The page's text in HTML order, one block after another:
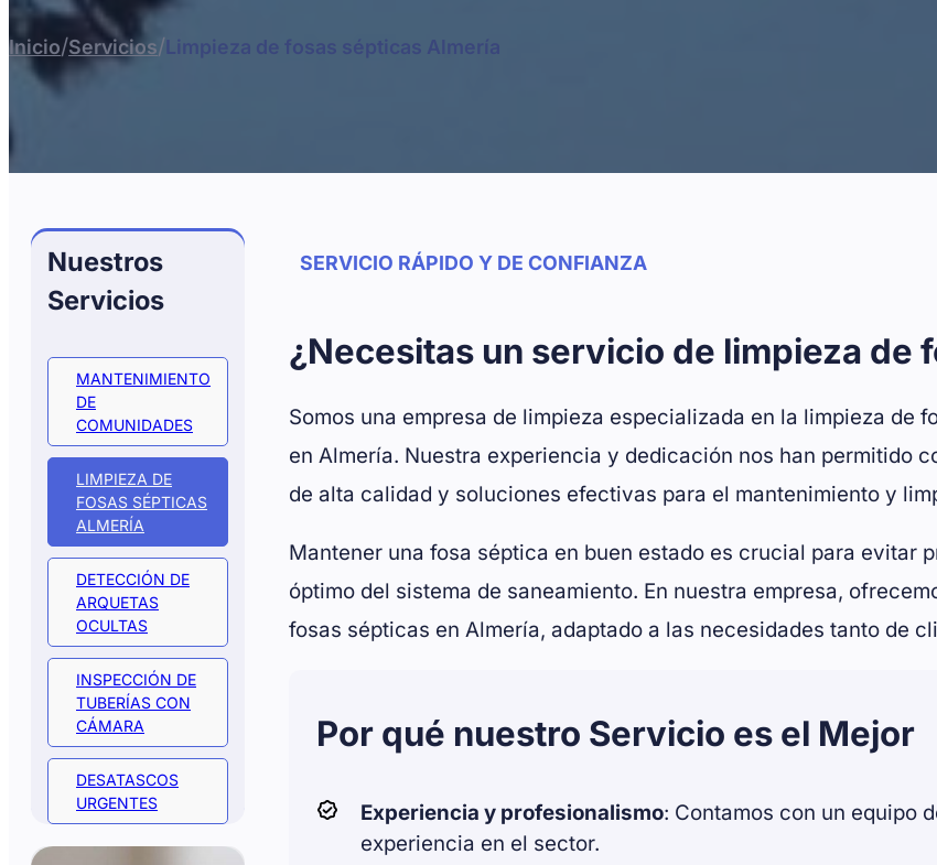
Inicio/Servicios/Limpieza de fosas sépticas Almería
Nuestros
Servicios
MANTENIMIENTO
DE
COMUNIDADES
LIMPIEZA DE
FOSAS SÉPTICAS
ALMERÍA
DETECCIÓN DE
ARQUETAS
OCULTAS
INSPECCIÓN DE
TUBERÍAS CON
CÁMARA
DESATASCOS
URGENTES
SERVICIO RÁPIDO Y DE CONFIANZA
¿Necesitas un servicio de limpieza de
Somos una empresa de limpieza especializada en la limpieza de
en Almería. Nuestra experiencia y dedicación nos han permitido
de alta calidad y soluciones efectivas para el mantenimiento y
Mantener una fosa séptica en buen estado es crucial para evitar
óptimo del sistema de saneamiento. En nuestra empresa,
fosas sépticas en Almería, adaptado a las necesidades tanto de
Por qué nuestro Servicio es el Mejor
Experiencia y profesionalismo: Contamos con un equipo
experiencia en el sector.